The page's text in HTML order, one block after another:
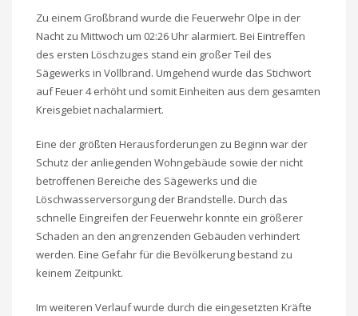
Zu einem Großbrand wurde die Feuerwehr Olpe in der
Nacht zu Mittwoch um 02:26 Uhr alarmiert. Bei Eintreffen
des ersten Löschzuges stand ein großer Teil des
Sägewerks in Vollbrand. Umgehend wurde das Stichwort
auf Feuer 4 erhöht und somit Einheiten aus dem gesamten
Kreisgebiet nachalarmiert.
Eine der größten Herausforderungen zu Beginn war der
Schutz der anliegenden Wohngebäude sowie der nicht
betroffenen Bereiche des Sägewerks und die
Löschwasserversorgung der Brandstelle. Durch das
schnelle Eingreifen der Feuerwehr konnte ein größerer
Schaden an den angrenzenden Gebäuden verhindert
werden. Eine Gefahr für die Bevölkerung bestand zu
keinem Zeitpunkt.
Im weiteren Verlauf wurde durch die eingesetzten Kräfte